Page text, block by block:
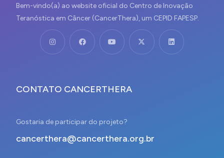
Bem-vindo(a) ao website oficial do Centro de Inovação
Teranóstica em Câncer (CancerThera), um CEPID FAPESP.
CONTATO CANCERTHERA
Gostaria de participar do projeto?
cancerthera@cancerthera.org.br